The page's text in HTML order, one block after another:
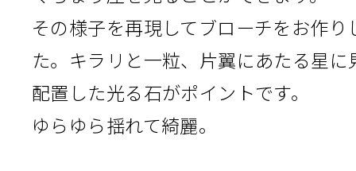
その様子を再現してブローチをお作り
た。キラリと一粒、片翼にあたる星に
配置した光る石がポイントです。
ゆらゆら揺れて綺麗。